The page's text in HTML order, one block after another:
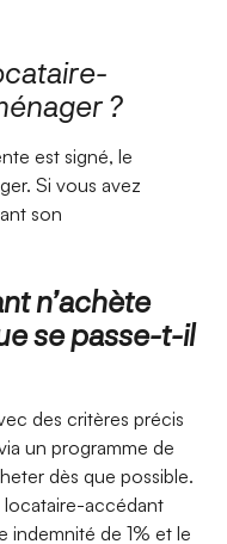
?
est signé, le
Si vous avez
son
n’achète
se passe-t-il
des critères précis
un programme de
dès que possible.
locataire-accédant
indemnité de 1% et le